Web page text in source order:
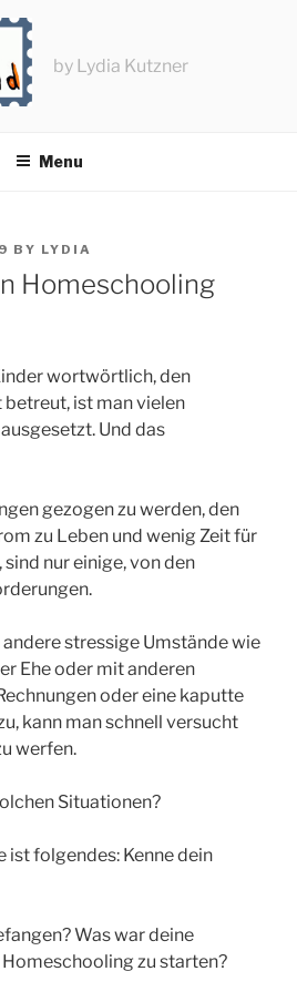
by Lydia Kutzner
Menu
BY LYDIA
Homeschooling
wortwörtlich, den
betreut, ist man vielen
Und das
gezogen zu werden, den
zu Leben und wenig Zeit für
nur einige, von den
stressige Umstände wie
Ehe oder mit anderen
oder eine kaputte
kann man schnell versucht
werfen.
Situationen?
ist folgendes: Kenne dein
Was war deine
zu starten?